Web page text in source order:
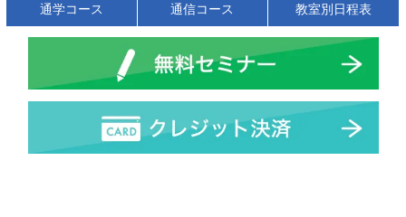
通学コース 通信コース 教室別日程表